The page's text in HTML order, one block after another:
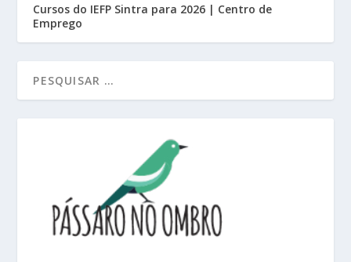
Cursos do IEFP Sintra para 2026 | Centro de
Emprego